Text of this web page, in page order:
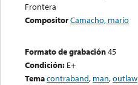
Frontera
CompositorCamacho, mario
Formato de grabación45
Condición: E+
Temacontraband, man,outlaw